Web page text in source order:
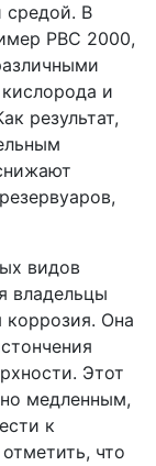
средой. В
РВС 2000,
и
результат,
видов
владельцы
коррозия. Она
Этот
медленным,
к
что